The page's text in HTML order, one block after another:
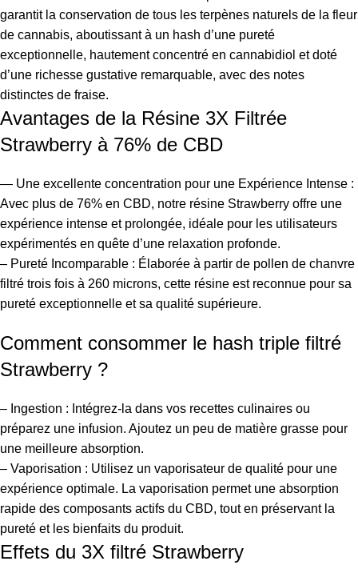
garantit la conservation de tous les terpènes naturels de la fleur
de cannabis, aboutissant à un hash d’une pureté
exceptionnelle, hautement concentré en cannabidiol et doté
d’une richesse gustative remarquable, avec des notes
distinctes de fraise.
Avantages de la Résine 3X Filtrée
Strawberry à 76% de CBD
— Une excellente concentration pour une Expérience Intense :
Avec plus de 76% en CBD, notre résine Strawberry offre une
expérience intense et prolongée, idéale pour les utilisateurs
expérimentés en quête d’une relaxation profonde.
– Pureté Incomparable : Élaborée à partir de pollen de chanvre
filtré trois fois à 260 microns, cette résine est reconnue pour sa
pureté exceptionnelle et sa qualité supérieure.
Comment consommer le hash triple filtré
Strawberry ?
– Ingestion : Intégrez-la dans vos recettes culinaires ou
préparez une infusion. Ajoutez un peu de matière grasse pour
une meilleure absorption.
– Vaporisation : Utilisez un vaporisateur de qualité pour une
expérience optimale. La vaporisation permet une absorption
rapide des composants actifs du CBD, tout en préservant la
pureté et les bienfaits du produit.
Effets du 3X filtré Strawberry